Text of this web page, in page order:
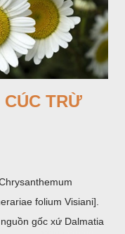
TRỪ
folium Visiani].
gốc xứ Dalmatia